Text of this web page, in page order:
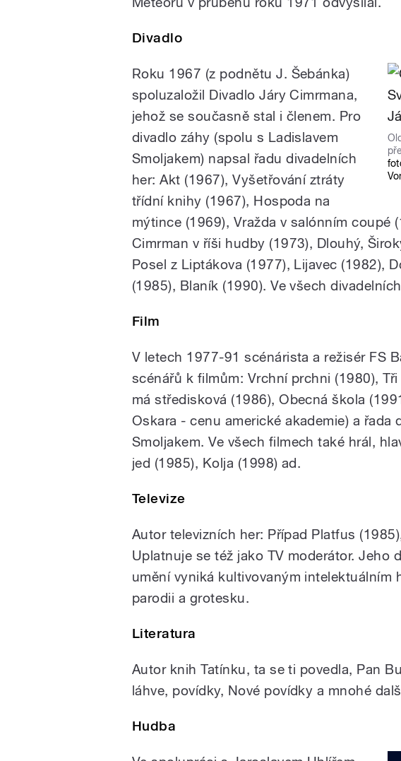
Divadlo
Roku 1967 (z podnětu J. Šebánka)
spoluzaložil Divadlo Járy Cimrmana,
jehož se současně stal i členem. Pro
divadlo záhy (spolu s Ladislavem
Smoljakem) napsal řadu divadelních
her: Akt (1967), Vyšetřování ztráty
třídní knihy (1967), Hospoda na
mýtince (1969), Vražda v salónním coupé
Cimrman v říši hudby (1973), Dlouhý,
Posel z Liptákova (1977), Lijavec (1982),
(1985), Blaník (1990). Ve všech
Film
V letech 1977-91 scénárista a režisér FS
scénářů k filmům: Vrchní prchni (1980),
má středisková (1986), Obecná škola
Oskara - cenu americké akademie) a řada
Smoljakem. Ve všech filmech také hrál,
jed (1985), Kolja (1998) ad.
Televize
Autor televizních her: Případ Platfus
Uplatnuje se též jako TV moderátor. Jeho
umění vyniká kultivovaným intelektuálním
parodii a grotesku.
Literatura
Autor knih Tatínku, ta se ti povedla, Pan
láhve, povídky, Nové povídky a mnohé
Hudba